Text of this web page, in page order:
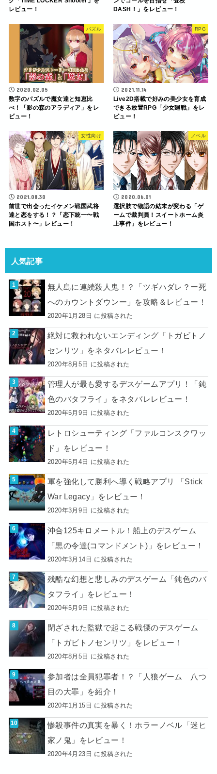
レビュー！
DASH！」をレビュー！
パズル
2020.02.05
数字のパズルで魔女達と知恵比
べ！「影の森のアラディア」をレ
ビュー！
RPG
2021.11.14
Live2D搭載で好みの美少女を育成
できる放置RPG「少女廻戦」をレ
ビュー！
女性向け
2021.08.30
前世で出会ったイケメン戦国武将
達と恋をする！？「恋下統一〜戦
国ホスト〜」レビュー！
ノベル
2020.06.01
選択肢で物語の結末が変わる「ゲ
ームで裁判員！スイートホーム炎
上事件」をレビュー！
人気記事
無人島に連続殺人鬼！？「ツギハダレ？ー死
へのカウントダウンー」を攻略＆レビュー！
2020年1月28日 に投稿された
絶対に救われないエンディング「トガビトノ
センリツ」をネタバレレビュー！
2020年8月5日 に投稿された
管理人が最も愛するデスゲームアプリ！「鈍
色のバタフライ」をネタバレレビュー！
2020年5月9日 に投稿された
レトロシューティング「ファルコンスクワッ
ド」をレビュー！
2020年5月4日 に投稿された
軍を強化して勝利へ導く戦略アプリ 「Stick
War Legacy」をレビュー！
2020年3月9日 に投稿された
沖合125キロメートル！船上のデスゲーム
「黒の令達(コマンドメント)」をレビュー！
2020年3月14日 に投稿された
残酷な幻想と悲しみのデスゲーム「鈍色のバ
タフライ」をレビュー！
2020年5月9日 に投稿された
閉ざされた監獄で起こる戦慄のデスゲーム
「トガビトノセンリツ」をレビュー！
2020年8月5日 に投稿された
参加者は全員犯罪者！？「人狼ゲーム 八つ
目の大罪」を紹介！
2020年1月15日 に投稿された
惨殺事件の真実を暴く！ホラーノベル「迷ヒ
家ノ鬼」をレビュー！
2020年4月23日 に投稿された